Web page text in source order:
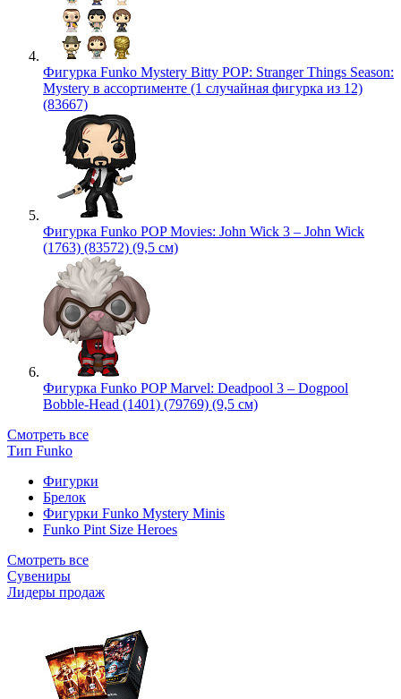
Фигурка Funko Mystery Bitty POP: Stranger Things Season:
Mystery в ассортименте (1 случайная фигурка из 12)
(83667)
Фигурка Funko POP Movies: John Wick 3 – John Wick
(1763) (83572) (9,5 см)
Фигурка Funko POP Marvel: Deadpool 3 – Dogpool
Bobble-Head (1401) (79769) (9,5 см)
Смотреть все
Тип Funko
Фигурки
Брелок
Фигурки Funko Mystery Minis
Funko Pint Size Heroes
Смотреть все
Сувениры
Лидеры продаж